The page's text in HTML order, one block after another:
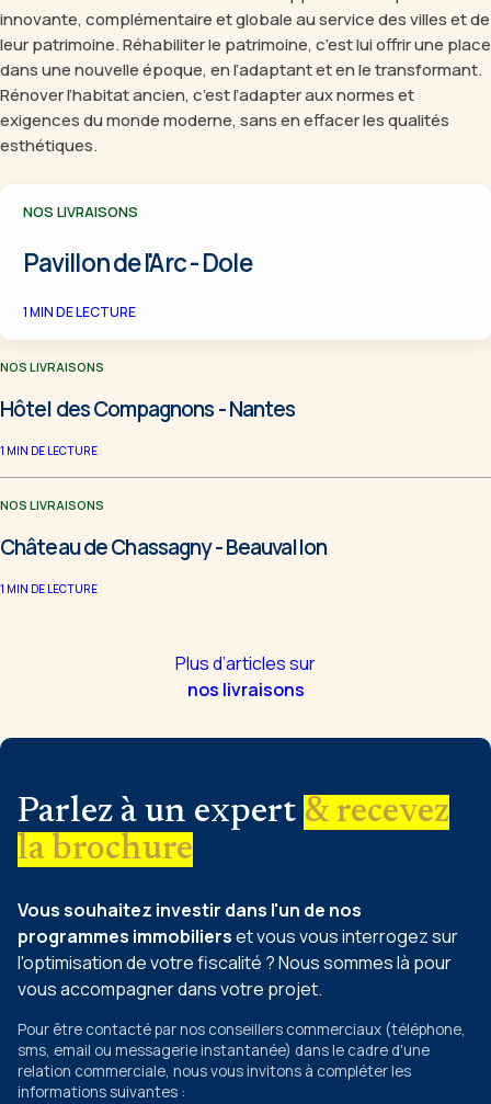
innovante, complémentaire et globale au service des villes et de
leur patrimoine. Réhabiliter le patrimoine, c’est lui offrir une place
dans une nouvelle époque, en l’adaptant et en le transformant.
Rénover l’habitat ancien, c’est l’adapter aux normes et
exigences du monde moderne, sans en effacer les qualités
esthétiques.
NOS LIVRAISONS
Pavillon de l'Arc - Dole
1MIN DE LECTURE
NOS LIVRAISONS
Hôtel des Compagnons - Nantes
1 MIN DE LECTURE
NOS LIVRAISONS
Château de Chassagny - Beauvallon
1 MIN DE LECTURE
Plus d’articles sur
nos livraisons
Parlez à un expert & recevez
la brochure
Vous souhaitez investir dans l'un de nos
programmes immobilierset vous vous interrogez sur
l'optimisation de votre fiscalité ? Nous sommes là pour
vous accompagner dans votre projet.
Pour être contacté par nos conseillers commerciaux (téléphone,
sms, email ou messagerie instantanée) dans le cadre d'une
relation commerciale, nous vous invitons à compléter les
informations suivantes :